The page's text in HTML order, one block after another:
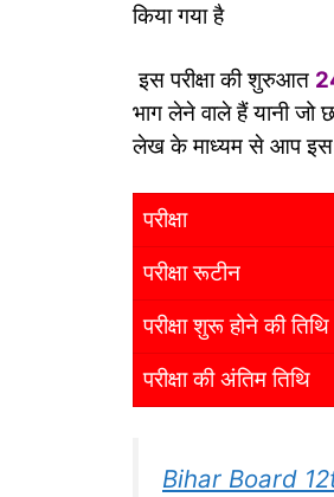
किया गया है
इस परीक्षा की शुरुआत
भाग लेने वाले हैं यानी जो
लेख के माध्यम से आप इस
परीक्षा
परीक्षा रूटीन
परीक्षा शुरू होने की तिथि
परीक्षा की अंतिम तिथि
Bihar Board